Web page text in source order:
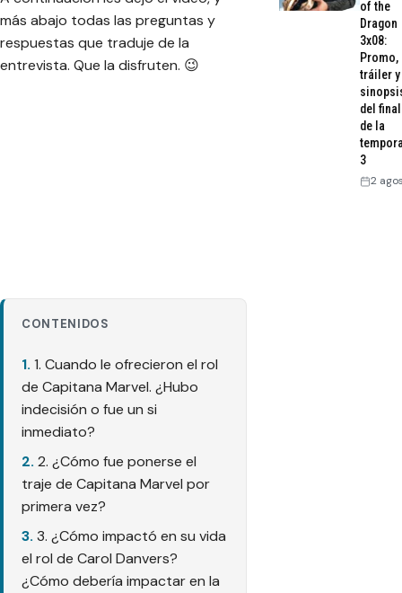
más abajo todas las preguntas y
respuestas que traduje de la
entrevista. Que la disfruten. 😉
CONTENIDOS
1. Cuando le ofrecieron el rol
de Capitana Marvel. ¿Hubo
indecisión o fue un si
inmediato?
2. ¿Cómo fue ponerse el
traje de Capitana Marvel por
primera vez?
3. ¿Cómo impactó en su vida
el rol de Carol Danvers?
¿Cómo debería impactar en la
of the
Dragon
3x08:
Promo,
tráiler y
del final
de la
3
2